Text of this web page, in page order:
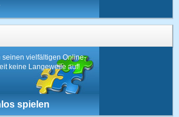
seinen vielfältigen Online-
keine Langeweile auf!
spielen